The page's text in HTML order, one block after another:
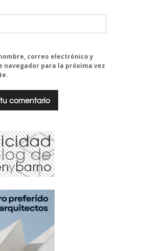
correo electrónico y
navegador para la próxima vez